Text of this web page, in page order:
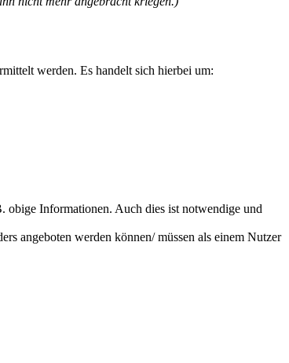
werden. Es handelt sich hierbei um:
obige Informationen. Auch dies ist notwendige und
angeboten werden können/ müssen als einem Nutzer